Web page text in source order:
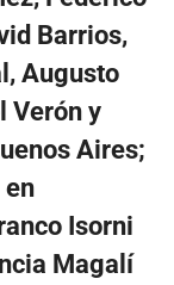
Barrios,
Augusto
Verón y
Aires;
en
Isorni
Magalí